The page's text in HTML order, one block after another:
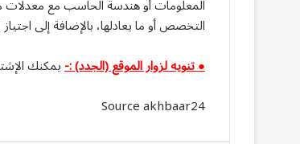
المعلومات أو هندسة الحاسب مع معدلات
التخصص أو ما يعادلها، بالإضافة إلى
● تنويه لزوار الموقع (الجدد) :-يمكنك
Source akhbaar24